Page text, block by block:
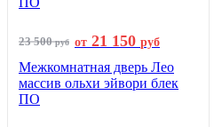
23 500руб от 21 150 руб
Межкомнатная дверь Лео
массив ольхи эйвори блек
ПО